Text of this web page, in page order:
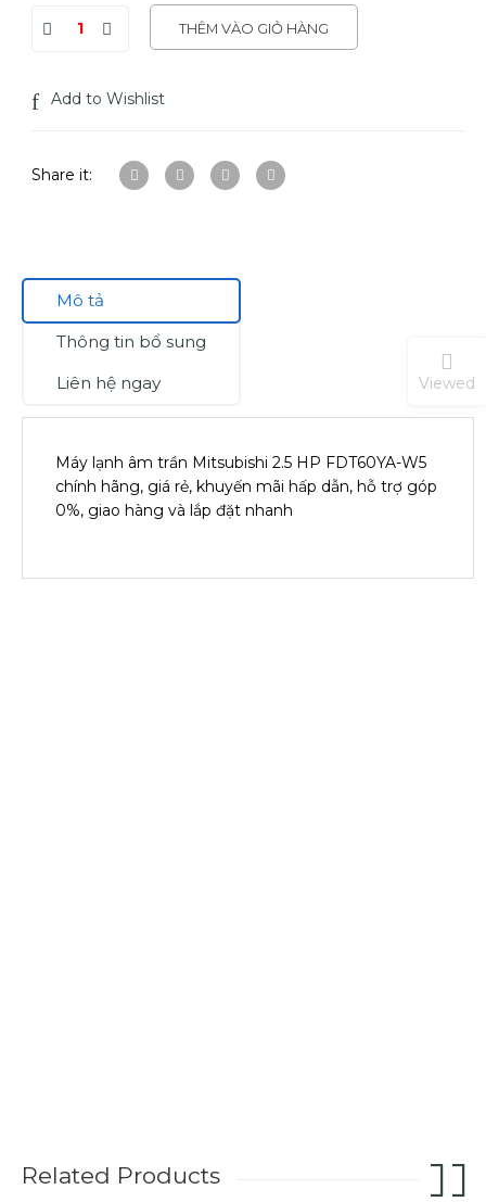
THÊM VÀO GIỎ HÀNG
Add to Wishlist
Share it:
Mô tả
Thông tin bổ sung
Liên hệ ngay
Máy lạnh âm trần Mitsubishi 2.5 HP FDT60YA-W5
chính hãng, giá rẻ, khuyến mãi hấp dẫn, hỗ trợ góp
0%, giao hàng và lắp đặt nhanh
Related Products
Viewed